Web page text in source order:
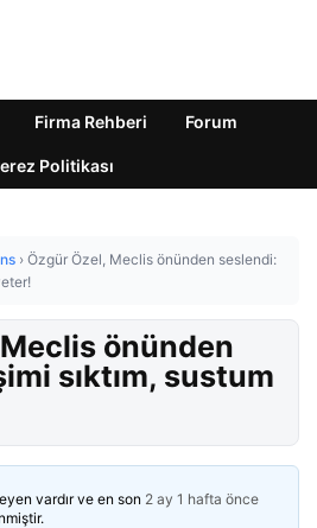
Firma Rehberi Forum
Politikası
› Özgür Özel, Meclis önünden seslendi:
önünden
sıktım, sustum
vardır ve en son 2 ay 1 hafta önce